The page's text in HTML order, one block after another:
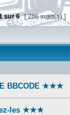
sur6 [ 286 sujet(s) ]
BBCODE ★★★
les ★★★